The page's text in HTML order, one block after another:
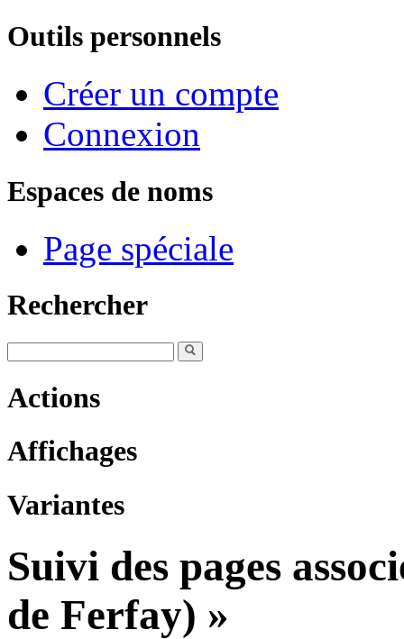
Outils personnels
Créer un compte
Connexion
Espaces de noms
Page spéciale
Rechercher
Actions
Affichages
Variantes
Suivi des pages
de Ferfay) »